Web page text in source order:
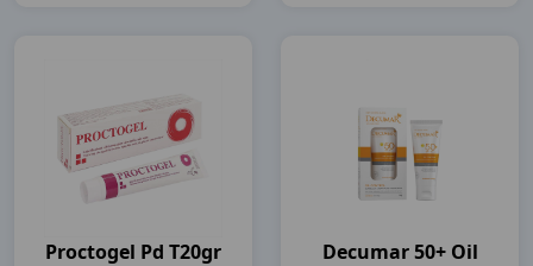
Proctogel Pd T20gr
Decumar 50+ Oil